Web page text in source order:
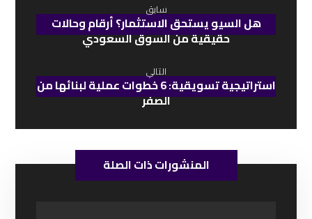
سابق
هل السيو يستحق الاستثمار؟ أرقام وحالات
حقيقية من السوق السعودي
التالي
استراتيجية تسويقية: 6 خطوات عملية لبنائها من
الصفر
المنشورات ذات الصلة